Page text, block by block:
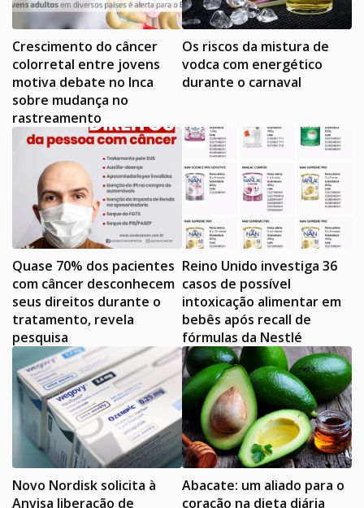
Crescimento do câncer
colorretal entre jovens
motiva debate no Inca
sobre mudança no
rastreamento
Os riscos da mistura de
vodca com energético
durante o carnaval
Quase 70% dos pacientes
com câncer desconhecem
seus direitos durante o
tratamento, revela
pesquisa
Reino Unido investiga 36
casos de possível
intoxicação alimentar em
bebês após recall de
fórmulas da Nestlé
Novo Nordisk solicita à
Anvisa liberação de
Abacate: um aliado para o
coração na dieta diária